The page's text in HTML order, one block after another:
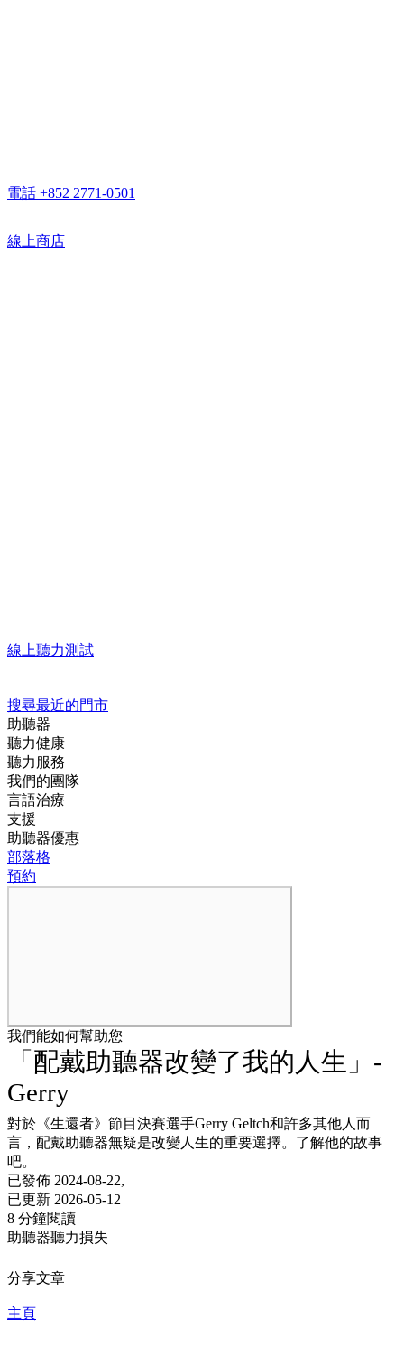
電話 +852 2771-0501
線上商店
線上聽力測試
搜尋最近的門市
助聽器
聽力健康
聽力服務
我們的團隊
言語治療
支援
助聽器優惠
部落格
預約
我們能如何幫助您
「配戴助聽器改變了我的人生」-
Gerry
對於《生還者》節目決賽選手Gerry Geltch和許多其他人而
言，配戴助聽器無疑是改變人生的重要選擇。了解他的故事
吧。
已發佈 2024-08-22,
已更新 2026-05-12
8 分鐘閱讀
助聽器聽力損失
分享文章
主頁